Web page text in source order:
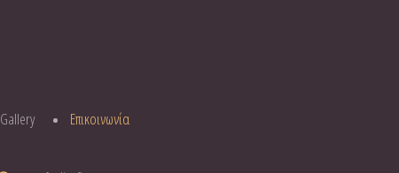
Gallery Επικοινωνία